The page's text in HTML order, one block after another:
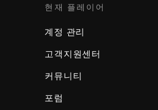
현재 플레이어
계정 관리
고객지원센터
커뮤니티
포럼